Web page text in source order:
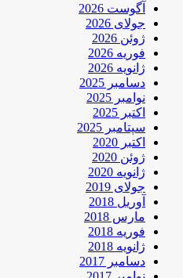
آگوست 2026
جولای 2026
ژوئن 2026
فوریه 2026
ژانویه 2026
دسامبر 2025
نوامبر 2025
اکتبر 2025
سپتامبر 2025
اکتبر 2020
ژوئن 2020
ژانویه 2020
جولای 2019
آوریل 2018
مارس 2018
فوریه 2018
ژانویه 2018
دسامبر 2017